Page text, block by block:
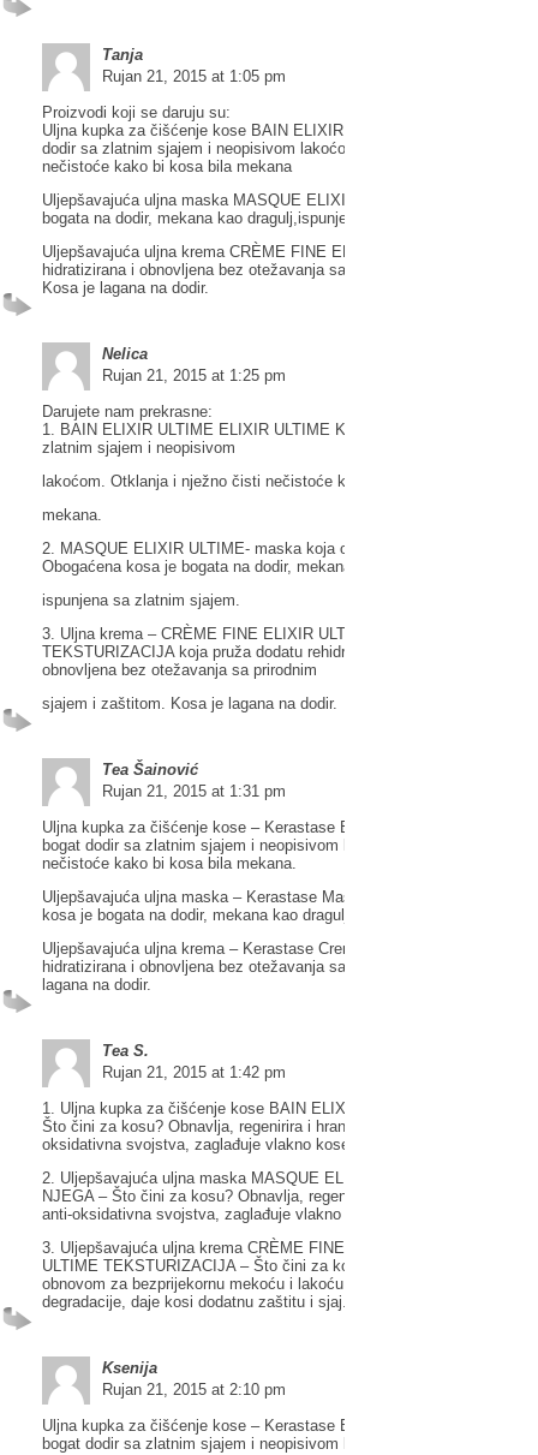
Tanja
Rujan 21, 2015 at 1:05 pm
Proizvodi koji se daruju su:
Uljna kupka za čišćenje kose BAIN ELIXIR ULTIME – Kosa dobiva
dodir sa zlatnim sjajem i neopisivom lakoćom. Otklanja i nježno čisti
nečistoće kako bi kosa bila mekana
Uljepšavajuća uljna maska MASQUE ELIXIR ULTIME – Obogaćena
bogata na dodir, mekana kao dragulj,ispunjena sa zlatnim sjajem
Uljepšavajuća uljna krema CRÈME FINE ELIXIR ULTIME – Kosa je
hidratizirana i obnovljena bez otežavanja sa prirodnim sjajem i
Kosa je lagana na dodir.
Nelica
Rujan 21, 2015 at 1:25 pm
Darujete nam prekrasne:
1. BAIN ELIXIR ULTIME ELIXIR ULTIME Kosa dobiva bogat dodir sa
zlatnim sjajem i neopisivom
lakoćom. Otklanja i nježno čisti nečistoće kako bi kosa bila
mekana.
2. MASQUE ELIXIR ULTIME- maska koja obnavlja, regenerira i hrani
Obogaćena kosa je bogata na dodir, mekana kao dragulj,
ispunjena sa zlatnim sjajem.
3. Uljna krema – CRÈME FINE ELIXIR ULTIME ELIXIR ULTIME
TEKSTURIZACIJA koja pruža dodatu rehidrataciju . Kosa je
obnovljena bez otežavanja sa prirodnim
sjajem i zaštitom. Kosa je lagana na dodir.
Tea Šainović
Rujan 21, 2015 at 1:31 pm
Uljna kupka za čišćenje kose – Kerastase Bain Elixir Ultime – Kosa
bogat dodir sa zlatnim sjajem i neopisivom lakoćom. Otklanja i nježno
nečistoće kako bi kosa bila mekana.
Uljepšavajuća uljna maska – Kerastase Masque Elixir Ultime –
kosa je bogata na dodir, mekana kao dragulj, ispunjena sa zlatnim
Uljepšavajuća uljna krema – Kerastase Creme Fine Elixir Ultime –
hidratizirana i obnovljena bez otežavanja sa prirodnim sjajem i
lagana na dodir.
Tea S.
Rujan 21, 2015 at 1:42 pm
1. Uljna kupka za čišćenje kose BAIN ELIXIR ULTIME ELIXIR
Što čini za kosu? Obnavlja, regenirira i hrani ima omekšavajuća i anti-
oksidativna svojstva, zaglađuje vlakno kose i daje joj sjaj.
2. Uljepšavajuća uljna maska MASQUE ELIXIR ULTIME ELIXIR
NJEGA – Što čini za kosu? Obnavlja, regenirira i hrani ima
anti-oksidativna svojstva, zaglađuje vlakno kose i daje joj sjaj.
3. Uljepšavajuća uljna krema CRÈME FINE ELIXIR ULTIME ELIXIR
ULTIME TEKSTURIZACIJA – Što čini za kosu? Duboko hidratizira
obnovom za bezprijekornu mekoću i lakoću na dodir, smanjuje rizik foto
degradacije, daje kosi dodatnu zaštitu i sjaj.
Ksenija
Rujan 21, 2015 at 2:10 pm
Uljna kupka za čišćenje kose – Kerastase Bain Elixir Ultime – Kosa
bogat dodir sa zlatnim sjajem i neopisivom lakoćom. Otklanja i nježno